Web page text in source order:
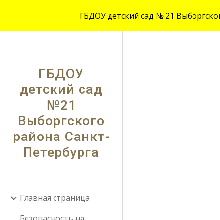
ГБДОУ детский сад № 21
ГБДОУ
детский сад
№21
Выборгского
района Санкт-
Петербурга
Главная страница